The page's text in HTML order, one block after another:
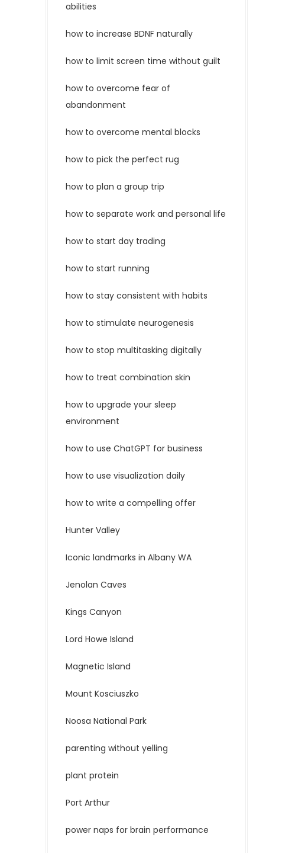
abilities
how to increase BDNF naturally
how to limit screen time without guilt
how to overcome fear of
abandonment
how to overcome mental blocks
how to pick the perfect rug
how to plan a group trip
how to separate work and personal life
how to start day trading
how to start running
how to stay consistent with habits
how to stimulate neurogenesis
how to stop multitasking digitally
how to treat combination skin
how to upgrade your sleep
environment
how to use ChatGPT for business
how to use visualization daily
how to write a compelling offer
Hunter Valley
Iconic landmarks in Albany WA
Jenolan Caves
Kings Canyon
Lord Howe Island
Magnetic Island
Mount Kosciuszko
Noosa National Park
parenting without yelling
plant protein
Port Arthur
power naps for brain performance